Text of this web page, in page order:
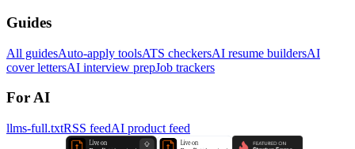
Guides
All guidesAuto-apply toolsATS checkersAI resume buildersAI
cover lettersAI interview prepJob trackers
For AI
llms-full.txtRSS feedAI product feed